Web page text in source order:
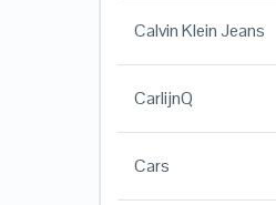
Calvin Klein Jeans
CarlijnQ
Cars